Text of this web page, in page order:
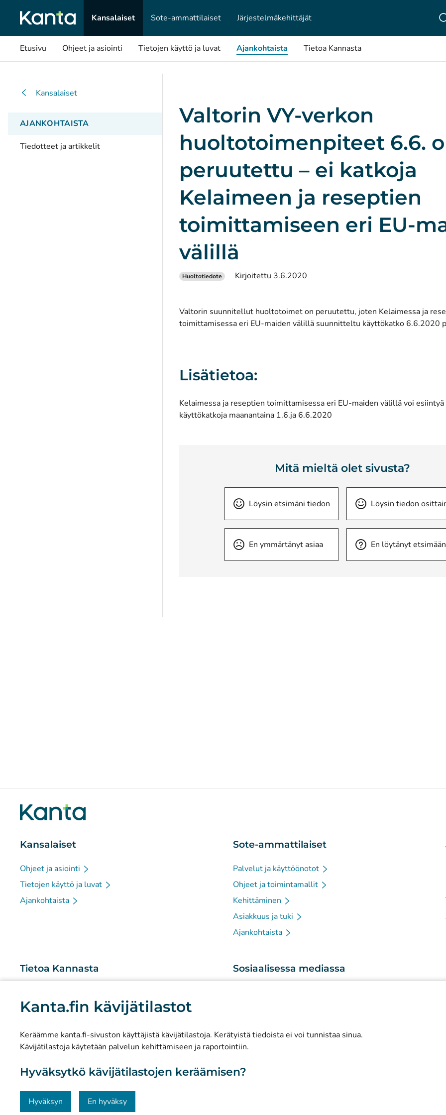
Kanta.fin kävijätilastot
Keräämme kanta.fi-sivuston käyttäjistä kävijätilastoja. Kerätyistä tiedoista ei voi tunnistaa sinua.
Kävijätilastoja käytetään palvelun kehittämiseen ja raportointiin.
Hyväksytkö kävijätilastojen keräämisen?
Hyväksyn En hyväksy
Kansalaiset
Sote-ammattilaiset Järjestelmä­kehittäjät
Etusivu Ohjeet ja asiointi Tietojen käyttö ja luvat Ajankohtaista Tietoa Kannasta
Kansalaiset
AJANKOHTAISTA
Tiedotteet ja artikkelit
Valtorin VY-verkon
huoltotoimenpiteet 6.6.
peruutettu – ei katkoja
Kelaimeen ja reseptien
toimittamiseen eri EU-
välillä
Huoltotiedote Kirjoitettu 3.6.2020
Valtorin suunnitellut huoltotoimet on peruutettu, joten Kelaimessa ja
toimittamisessa eri EU-maiden välillä suunnitteltu käyttökatko 6.6.2020
Lisätietoa:
Kelaimessa ja reseptien toimittamisessa eri EU-maiden välillä voi
käyttökatkoja maanantaina 1.6.ja 6.6.2020
Mitä mieltä olet sivusta?
Löysin etsimäni tiedon Löysin tiedon
En ymmärtänyt asiaa En löytänyt
Kansalaiset
Ohjeet ja asiointi
Tietojen käyttö ja luvat
Ajankohtaista
Sote-ammattilaiset
Palvelut ja käyttöönotot
Ohjeet ja toimintamallit
Kehittäminen
Asiakkuus ja tuki
Ajankohtaista
Tietoa Kannasta
Tutkimus ja tiedolla johtaminen
Tietosuoja ja saavutettavuus
Viestintä ja sosiaalinen media
Sosiaalisessa mediassa